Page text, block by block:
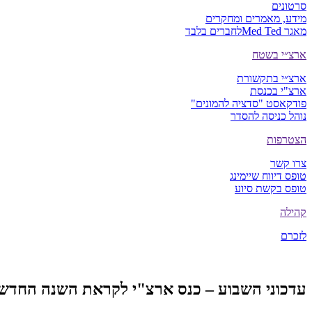
סרטונים
מידע, מאמרים ומחקרים
מאגר Med Ted
לחברים בלבד
ארצ״י בשטח
ארצ״י בתקשורת
ארצ"י בכנסת
פודקאסט "סדציה להמונים"
נוהל כניסה להסדר
הצטרפות
צרו קשר
טופס דיווח שיימינג
טופס בקשת סיוע
קהילה
לזכרם
עדכוני השבוע – כנס ארצ"י לקראת השנה